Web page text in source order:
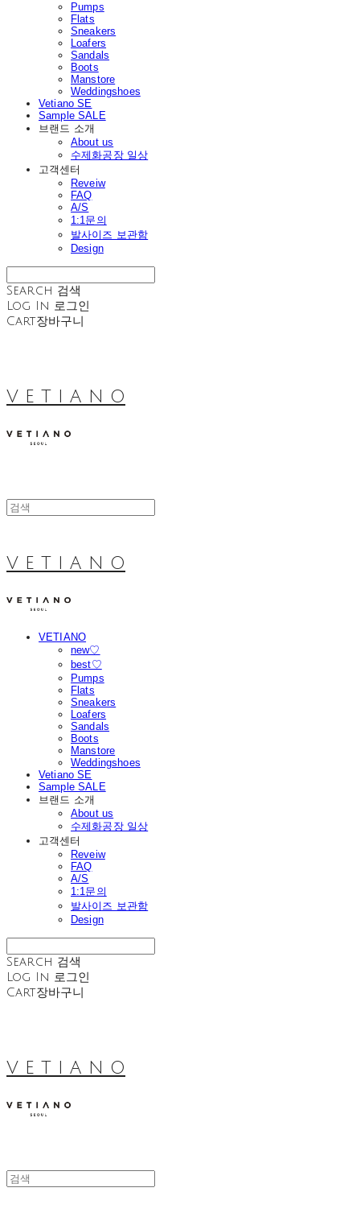
Pumps
Flats
Sneakers
Loafers
Sandals
Boots
Manstore
Weddingshoes
Vetiano SE
Sample SALE
브랜드 소개
About us
수제화공장 일상
고객센터
Reveiw
FAQ
A/S
1:1문의
발사이즈 보관함
Design
Search 검색
Log In 로그인
Cart장바구니
V E T I A N O
V E T I A N O
VETIANO
new♡
best♡
Pumps
Flats
Sneakers
Loafers
Sandals
Boots
Manstore
Weddingshoes
Vetiano SE
Sample SALE
브랜드 소개
About us
수제화공장 일상
고객센터
Reveiw
FAQ
A/S
1:1문의
발사이즈 보관함
Design
Search 검색
Log In 로그인
Cart장바구니
V E T I A N O